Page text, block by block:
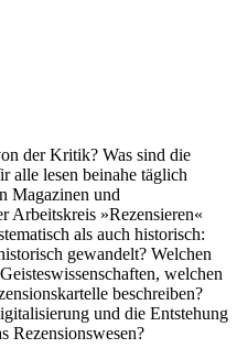
der Kritik? Was sind die
alle lesen beinahe täglich
Magazinen und
Arbeitskreis »Rezensieren«
als auch historisch:
gewandelt? Welchen
welchen
beschreiben?
und die Entstehung
Rezensionswesen?